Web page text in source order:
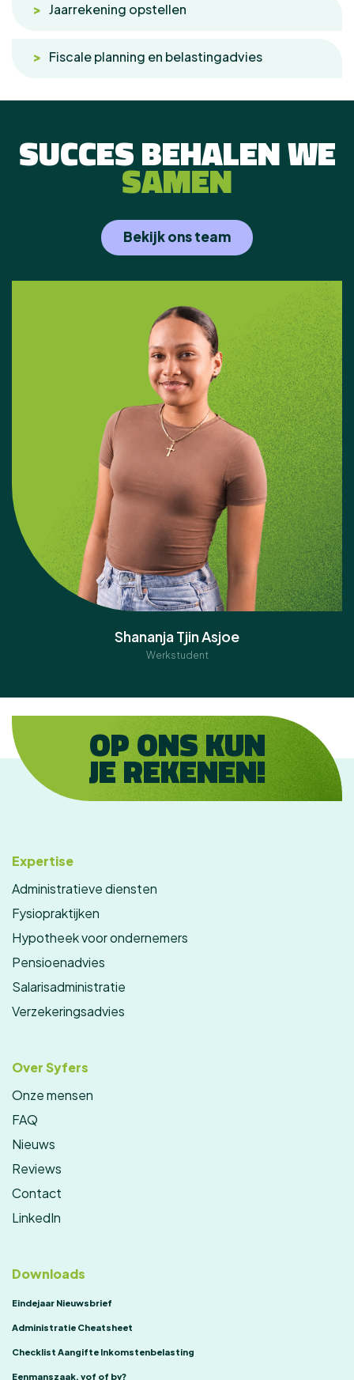
Jaarrekening opstellen
Fiscale planning en belastingadvies
SUCCES BEHALEN WE
SAMEN
Bekijk ons team
Shananja Tjin Asjoe
Werkstudent
OP ONS KUN
JE REKENEN!
Expertise
Administratieve diensten
Fysiopraktijken
Hypotheek voor ondernemers
Pensioenadvies
Salarisadministratie
Verzekeringsadvies
Over Syfers
Onze mensen
FAQ
Nieuws
Reviews
Contact
LinkedIn
Downloads
Eindejaar Nieuwsbrief
Administratie Cheatsheet
Checklist Aangifte Inkomstenbelasting
Eenmanszaak, vof of bv?